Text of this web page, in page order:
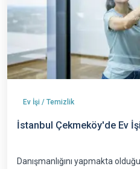
Ev İşi / Temizlik
İstanbul
Danışmanlığını yapmakta